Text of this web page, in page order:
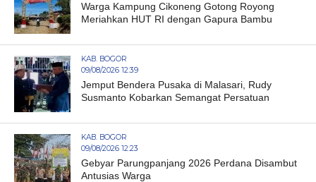
Warga Kampung Cikoneng Gotong Royong
Meriahkan HUT RI dengan Gapura Bambu
KAB. BOGOR
09/08/2026 12:39
Jemput Bendera Pusaka di Malasari, Rudy
Susmanto Kobarkan Semangat Persatuan
KAB. BOGOR
09/08/2026 12:23
Gebyar Parungpanjang 2026 Perdana Disambut
Antusias Warga